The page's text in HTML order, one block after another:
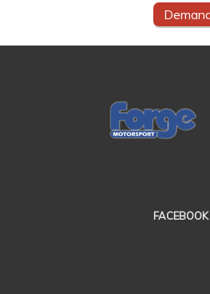
FACEBOOK